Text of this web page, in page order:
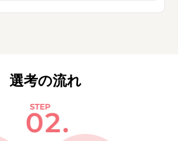
選考の流れ